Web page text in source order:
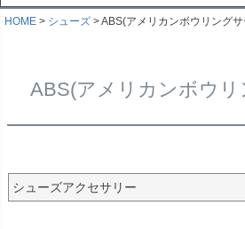
HOME シューズ ABS(アメリカンボウリング
ABS(アメリカンボウ
シューズアクセサリー